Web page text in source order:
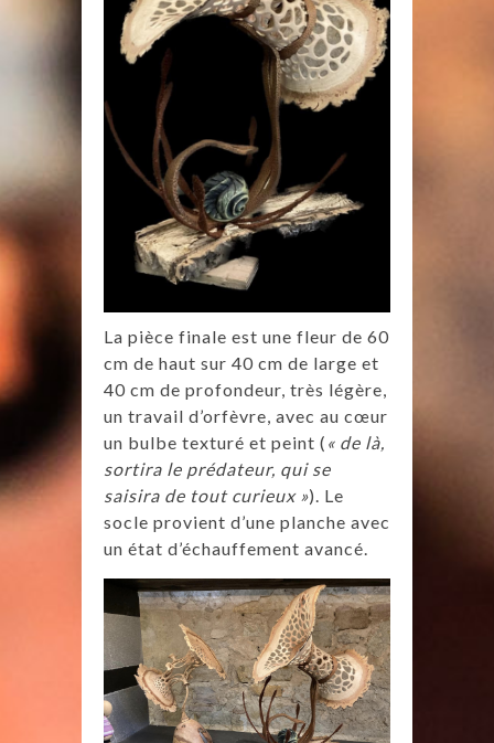
La pièce finale est une fleur de 60
cm de haut sur 40 cm de large et
40 cm de profondeur, très légère,
un travail d’orfèvre, avec au cœur
un bulbe texturé et peint ( « de là,
sortira le prédateur, qui se
saisira de tout curieux »). Le
socle provient d’une planche avec
un état d’échauffement avancé.